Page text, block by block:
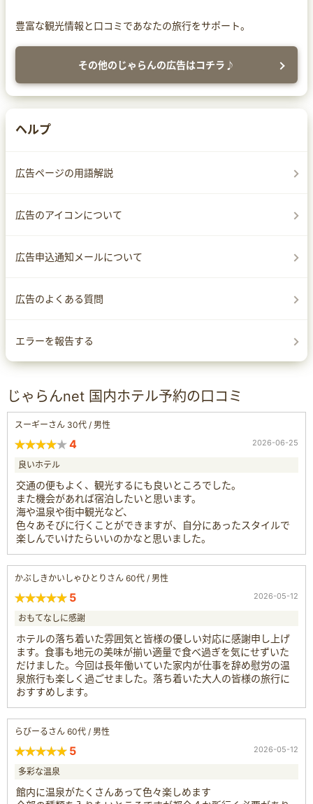
豊富な観光情報と口コミであなたの旅行をサポート。
その他のじゃらんの広告はコチラ♪
ヘルプ
広告ページの用語解説
広告のアイコンについて
広告申込通知メールについて
広告のよくある質問
エラーを報告する
じゃらんnet 国内ホテル予約の口コミ
スーギーさん 30代 / 男性
4 2026-06-25
良いホテル
交通の便もよく、観光するにも良いところでした。
また機会があれば宿泊したいと思います。
海や温泉や街中観光など、
色々あそびに行くことができますが、自分にあったスタイルで
楽しんでいけたらいいのかなと思いました。
かぶしきかいしゃひとりさん 60代 / 男性
5 2026-05-12
おもてなしに感謝
ホテルの落ち着いた雰囲気と皆様の優しい対応に感謝申し上げ
ます。食事も地元の美味が揃い適量で食べ過ぎを気にせずいた
だけました。今回は長年働いていた家内が仕事を辞め慰労の温
泉旅行も楽しく過ごせました。落ち着いた大人の皆様の旅行に
おすすめします。
らびーるさん 60代 / 男性
5 2026-05-12
多彩な温泉
館内に温泉がたくさんあって色々楽しめます